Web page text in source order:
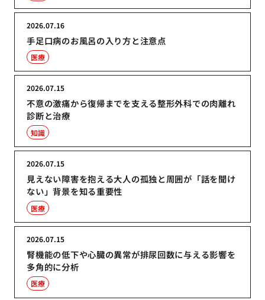
手足口病のお風呂の入り方と注意点
2026.07.16
医療
不意の激痛から復帰までを支える整形外科での肉離れ
診断と治療
2026.07.15
知識
見えない障害を抱える大人の孤独と周囲が「話を聞け
ない」背景を知る重要性
2026.07.15
医療
腎機能の低下や心臓の異常が排尿回数に与える影響を
多角的に分析
2026.07.15
医療